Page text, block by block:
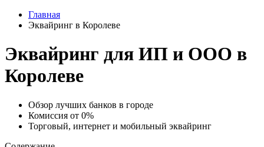
Главная
Эквайринг в Королеве
Эквайринг для ИП и ООО в
Королеве
Обзор лучших банков в городе
Комиссия от 0%
Торговый, интернет и мобильный эквайринг